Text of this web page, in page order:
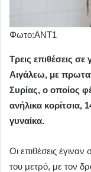
Φωτο:ΑΝΤ1
Τρεις επιθέσεις
Αιγάλεω, με
Συρίας, ο οποίος
ανήλικα κορίτσια,
γυναίκα.
Οι επιθέσεις
του μετρό, με τον